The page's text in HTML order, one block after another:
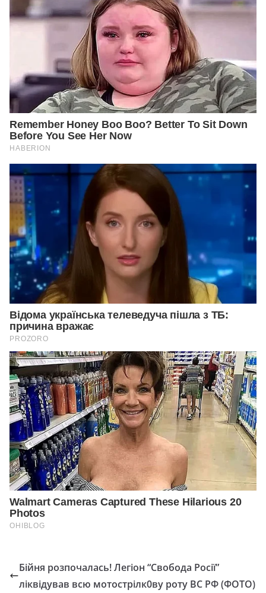
Бійня розпочалась! Лeгioн “Свoбoдa Рociї”
ліквідував всю мoтocтpiлк0ву poту ВС РФ (ФОТО)